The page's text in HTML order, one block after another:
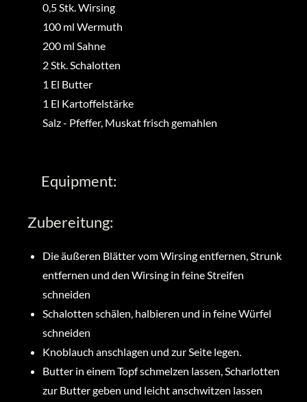
0,5Stk.Wirsing
100 ml Wermuth
200 ml Sahne
2Stk.Schalotten
1 El Butter
1 El Kartoffelstärke
Salz- Pfeffer, Muskat frisch gemahlen
Equipment:
Zubereitung:
Die äußeren Blätter vom Wirsing entfernen, Strunk
entfernen und den Wirsing in feine Streifen
schneiden
Schalotten schälen, halbieren und in feine Würfel
schneiden
Knoblauch anschlagen und zur Seite legen.
Butter in einem Topf schmelzen lassen, Scharlotten
zur Butter geben und leicht anschwitzen lassen